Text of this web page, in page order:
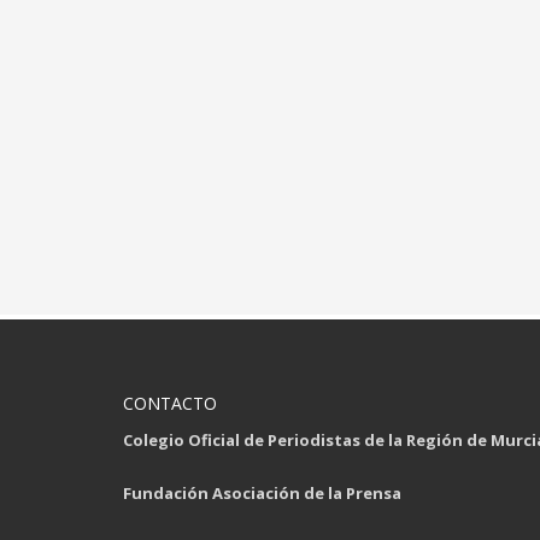
CONTACTO
Colegio Oficial de Periodistas de la Región de
Fundación Asociación de la Prensa